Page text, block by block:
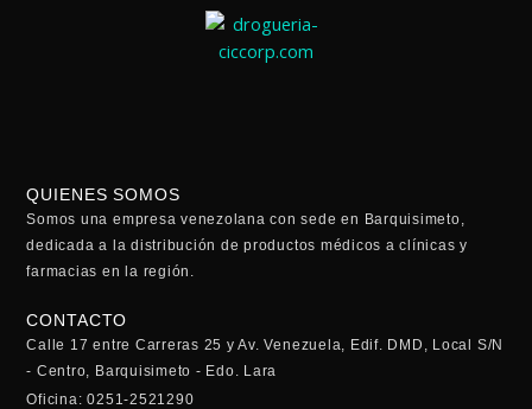
QUIENES SOMOS
Somos una empresa venezolana con sede en Barquisimeto,
dedicada a la distribución de productos médicos a clínicas y
farmacias en la región.
CONTACTO
Calle 17 entre Carreras 25 y Av. Venezuela, Edif. DMD, Local S/N
- Centro, Barquisimeto - Edo. Lara
Oficina: 0251-2521290